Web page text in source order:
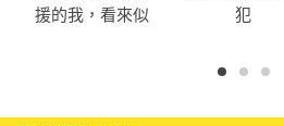
援的我，看來似
犯